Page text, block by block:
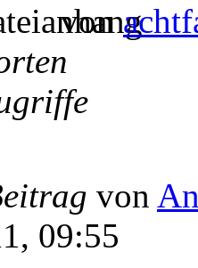
von
von
09:55